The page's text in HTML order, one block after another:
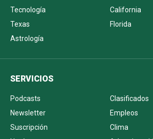
Tecnología
California
Texas
Florida
Astrología
SERVICIOS
Podcasts
Clasificados
Newsletter
Empleos
Suscripción
Clima